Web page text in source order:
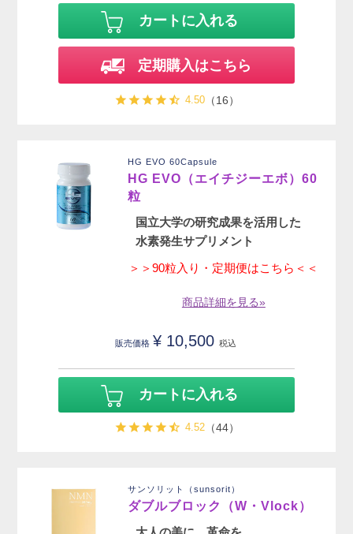
カートに入れる
定期購入はこちら
4.50（16）
HG EVO 60Capsule
HG EVO（エイチジーエボ）60
粒
国立大学の研究成果を活用した
水素発生サプリメント
＞＞90粒入り・定期便はこちら＜＜
商品詳細を見る»
販売価格 ¥ 10,500 税込
カートに入れる
4.52（44）
サンソリット（sunsorit）
ダブルブロック（W・Vlock）